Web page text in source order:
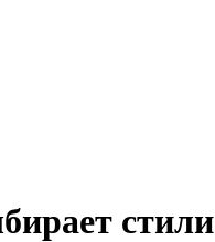
стили